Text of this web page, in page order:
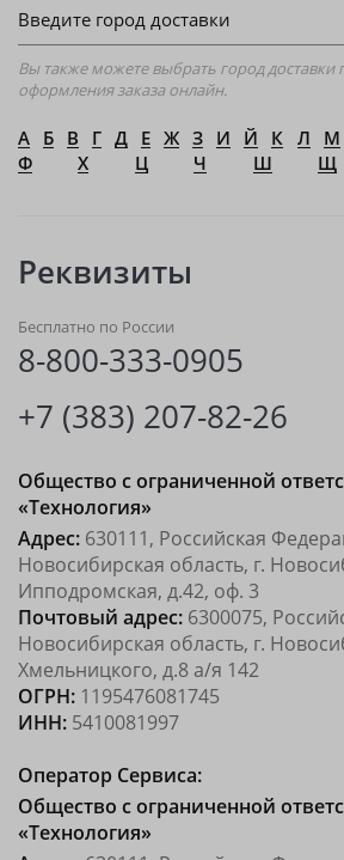
Вы также можете выбрать город доставки
оформления заказа онлайн.
А Б В Г Д Е Ж З И Й К Л М
Ф
Х Ц Ч Ш Щ
Реквизиты
Бесплатно по России
8-800-333-0905
+7 (383) 207-82-26
Общество с ограниченной
«Технология»
Адрес: 630111, Российская
Новосибирская область, г.
Ипподромская, д.42, оф. 3
Почтовый адрес: 6300075,
Новосибирская область, г.
Хмельницкого, д.8 а/я 142
ОГРН: 1195476081745
ИНН: 5410081997
Оператор Сервиса:
Общество с ограниченной
«Технология»